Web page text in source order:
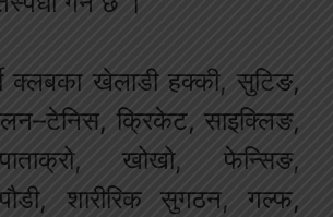
क्लबका खेलाडी हक्की, सुटिङ,
लन–टेनिस, क्रिकेट, साइक्लिङ,
खोखो, फेन्सिङ,
शारीरिक सुगठन, गल्फ,